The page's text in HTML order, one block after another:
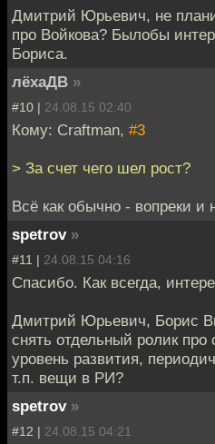
Дмитрий Юрьевич, не
про Войкова? Былобы
Бориса.
лёхаДВ »
#10 | 24.08.15 02:40
Кому: Craftman, #3
> За счет чего шел рост?
Всё как обычно - вопреки и
spetrov »
#11 | 24.08.15 04:16
Спасибо. Как всегда,
Дмитрий Юрьевич, Борис
снять отдельный ролик про
уровень развития,
т.п. вещи в РИ?
spetrov »
#12 | 24.08.15 04:21